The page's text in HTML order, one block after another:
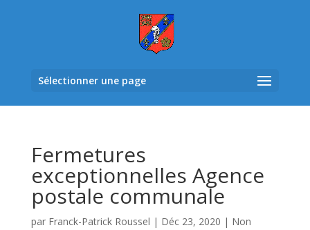
Sélectionner une page
Fermetures
exceptionnelles Agence
postale communale
par Franck-Patrick Roussel | Déc 23, 2020 | Non